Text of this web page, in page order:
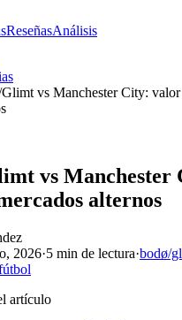
ReseñasAnálisis
vs Manchester City: valor
vs Manchester
alternos
2026·5 min de lectura·bodø/
artículo